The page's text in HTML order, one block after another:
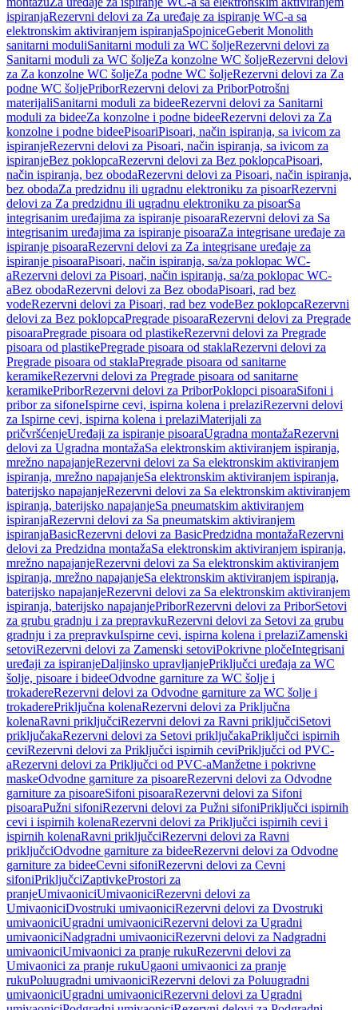
ispiranjaRezervni delovi za Za uređaje za ispiranje WC-a sa
elektronskim aktiviranjem ispiranjaSpojniceGeberit Monolith
sanitarni moduliSanitarni moduli za WC šoljeRezervni delovi za
Sanitarni moduli za WC šoljeZa konzolne WC šoljeRezervni delovi
za Za konzolne WC šoljeZa podne WC šoljeRezervni delovi za Za
podne WC šoljePriborRezervni delovi za PriborPotrošni
materijaliSanitarni moduli za bideeRezervni delovi za Sanitarni
moduli za bideeZa konzolne i podne bideeRezervni delovi za Za
konzolne i podne bideePisoariPisoari, način ispiranja, sa ivicom za
ispiranjeRezervni delovi za Pisoari, način ispiranja, sa ivicom za
ispiranjeBez poklopcaRezervni delovi za Bez poklopcaPisoari,
način ispiranja, bez obodaRezervni delovi za Pisoari, način ispiranja,
bez obodaZa predzidnu ili ugradnu elektroniku za pisoarRezervni
delovi za Za predzidnu ili ugradnu elektroniku za pisoarSa
integrisanim uređajima za ispiranje pisoaraRezervni delovi za Sa
integrisanim uređajima za ispiranje pisoaraZa integrisane uređaje za
ispiranje pisoaraRezervni delovi za Za integrisane uređaje za
ispiranje pisoaraPisoari, način ispiranja, sa/za poklopac WC-
aRezervni delovi za Pisoari, način ispiranja, sa/za poklopac WC-
aBez obodaRezervni delovi za Bez obodaPisoari, rad bez
vodeRezervni delovi za Pisoari, rad bez vodeBez poklopcaRezervni
delovi za Bez poklopcaPregrade pisoaraRezervni delovi za Pregrade
pisoaraPregrade pisoara od plastikeRezervni delovi za Pregrade
pisoara od plastikePregrade pisoara od staklaRezervni delovi za
Pregrade pisoara od staklaPregrade pisoara od sanitarne
keramikeRezervni delovi za Pregrade pisoara od sanitarne
keramikePriborRezervni delovi za PriborPoklopci pisoaraSifoni i
pribor za sifoneIspirne cevi, ispirna kolena i prelaziRezervni delovi
za Ispirne cevi, ispirna kolena i prelaziMaterijali za
pričvršćenjeUređaji za ispiranje pisoaraUgradna montažaRezervni
delovi za Ugradna montažaSa elektronskim aktiviranjem ispiranja,
mrežno napajanjeRezervni delovi za Sa elektronskim aktiviranjem
ispiranja, mrežno napajanjeSa elektronskim aktiviranjem ispiranja,
baterijsko napajanjeRezervni delovi za Sa elektronskim aktiviranjem
ispiranja, baterijsko napajanjeSa pneumatskim aktiviranjem
ispiranjaRezervni delovi za Sa pneumatskim aktiviranjem
ispiranjaBasicRezervni delovi za BasicPredzidna montažaRezervni
delovi za Predzidna montažaSa elektronskim aktiviranjem ispiranja,
mrežno napajanjeRezervni delovi za Sa elektronskim aktiviranjem
ispiranja, mrežno napajanjeSa elektronskim aktiviranjem ispiranja,
baterijsko napajanjeRezervni delovi za Sa elektronskim aktiviranjem
ispiranja, baterijsko napajanjePriborRezervni delovi za PriborSetovi
za grubu gradnju i za prepravkuRezervni delovi za Setovi za grubu
gradnju i za prepravkuIspirne cevi, ispirna kolena i prelaziZamenski
setoviRezervni delovi za Zamenski setoviPokrivne pločeIntegrisani
uređaji za ispiranjeDaljinsko upravljanjePriključci uređaja za WC
šolje, pisoare i bideeOdvodne garniture za WC šolje i
trokadereRezervni delovi za Odvodne garniture za WC šolje i
trokaderePriključna kolenaRezervni delovi za Priključna
kolenaRavni priključciRezervni delovi za Ravni priključciSetovi
priključakaRezervni delovi za Setovi priključakaPriključci ispirnih
ceviRezervni delovi za Priključci ispirnih ceviPriključci od PVC-
aRezervni delovi za Priključci od PVC-aManžetne i pokrivne
maskeOdvodne garniture za pisoareRezervni delovi za Odvodne
garniture za pisoareSifoni pisoaraRezervni delovi za Sifoni
pisoaraPužni sifoniRezervni delovi za Pužni sifoniPriključci ispirnih
cevi i ispirnih kolenaRezervni delovi za Priključci ispirnih cevi i
ispirnih kolenaRavni priključciRezervni delovi za Ravni
priključciOdvodne garniture za bideeRezervni delovi za Odvodne
garniture za bideeCevni sifoniRezervni delovi za Cevni
sifoniPriključciZaptivkeProstori za
pranjeUmivaoniciUmivaoniciRezervni delovi za
UmivaoniciDvostruki umivaoniciRezervni delovi za Dvostruki
umivaoniciUgradni umivaoniciRezervni delovi za Ugradni
umivaoniciNadgradni umivaoniciRezervni delovi za Nadgradni
umivaoniciUmivaonici za pranje rukuRezervni delovi za
Umivaonici za pranje rukuUgaoni umivaonici za pranje
rukuPoluugradni umivaoniciRezervni delovi za Poluugradni
umivaoniciUgradni umivaoniciRezervni delovi za Ugradni